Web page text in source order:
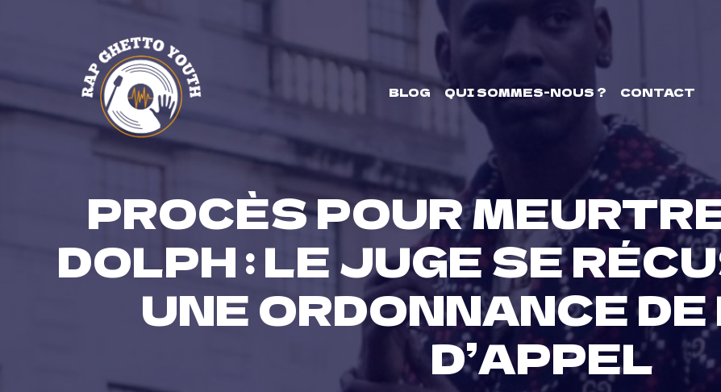
BLOG QUI SOMMES-NOUS ? CONTACT
PROCÈS POUR
DOLPH : LE JUGE SE
UNE ORDONNANCE
D’APPEL